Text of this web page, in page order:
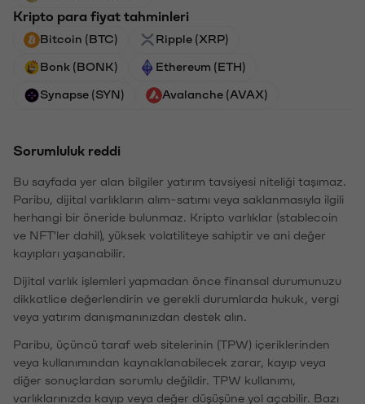
Kripto para fiyat tahminleri
Bitcoin (BTC) Ripple (XRP)
Bonk (BONK) Ethereum (ETH)
Synapse (SYN) Avalanche (AVAX)
Sorumluluk reddi
Bu sayfada yer alan bilgiler yatırım tavsiyesi niteliği taşımaz.
Paribu, dijital varlıkların alım-satımı veya saklanmasıyla ilgili
herhangi bir öneride bulunmaz. Kripto varlıklar (stablecoin
ve NFT'ler dahil), yüksek volatiliteye sahiptir ve ani değer
kayıpları yaşanabilir.
Dijital varlık işlemleri yapmadan önce finansal durumunuzu
dikkatlice değerlendirin ve gerekli durumlarda hukuk, vergi
veya yatırım danışmanınızdan destek alın.
Paribu, üçüncü taraf web sitelerinin (TPW) içeriklerinden
veya kullanımından kaynaklanabilecek zarar, kayıp veya
diğer sonuçlardan sorumlu değildir. TPW kullanımı,
varlıklarınızda kayıp veya değer düşüşüne yol açabilir. Bazı